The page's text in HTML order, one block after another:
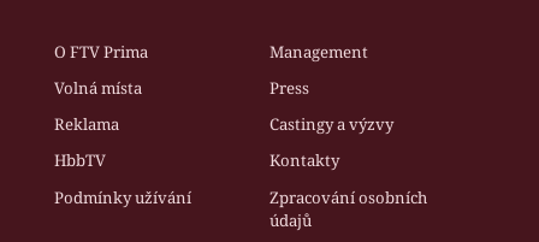
O FTV Prima
Management
Volná místa
Press
Reklama
Castingy a výzvy
HbbTV
Kontakty
Podmínky užívání
Zpracování osobních
údajů